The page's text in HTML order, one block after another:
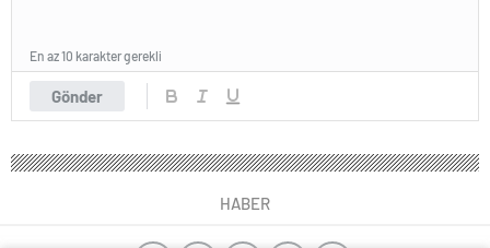
Gönder
En az 10 karakter gerekli
HABER